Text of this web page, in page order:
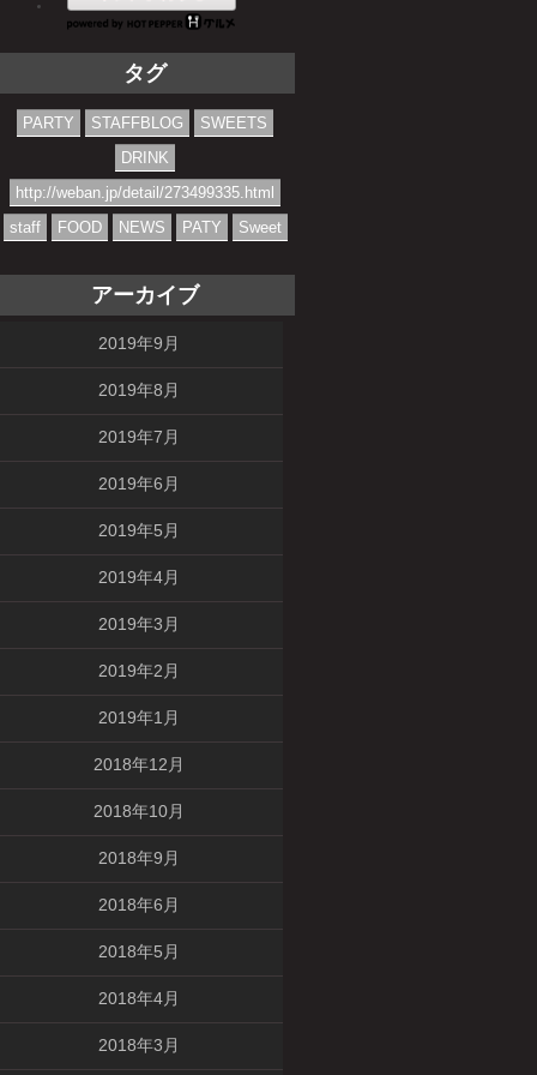
タグ
PARTY STAFFBLOG
SWEETS
DRINK
http://weban.jp/detail/273499335.html
staff
FOOD NEWS PATY Sweet
アーカイブ
2019年9月
2019年8月
2019年7月
2019年6月
2019年5月
2019年4月
2019年3月
2019年2月
2019年1月
2018年12月
2018年10月
2018年9月
2018年6月
2018年5月
2018年4月
2018年3月